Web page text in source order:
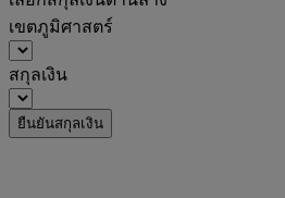
เขตภูมิศาสตร์
สกุลเงิน
ยืนยันสกุลเงิน